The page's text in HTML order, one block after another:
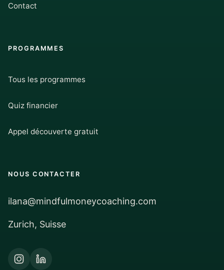
Contact
PROGRAMMES
Tous les programmes
Quiz financier
Appel découverte gratuit
NOUS CONTACTER
ilana@mindfulmoneycoaching.com
Zurich, Suisse